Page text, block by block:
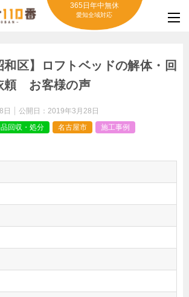
365日年中無休
愛知全域対応
和区】ロフトベッドの解体・回
頼 お客様の声
日 公開日： 2019年3月28日
回収・処分 名古屋市 施工事例